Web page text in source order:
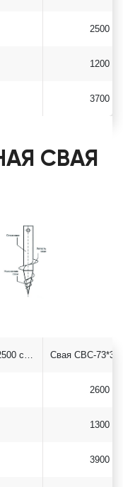
2500
1200
3700
СВАЯ
Свая СВС-73*2500 саморез
2600
1300
3900